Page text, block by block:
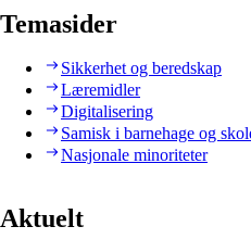
Temasider
Sikkerhet og beredskap
Læremidler
Digitalisering
Samisk i barnehage og
Nasjonale minoriteter
Aktuelt